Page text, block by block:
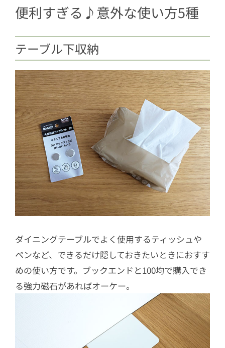
便利すぎる♪意外な使い方5種
テーブル下収納
ダイニングテーブルでよく使用するティッシュや
ペンなど、できるだけ隠しておきたいときにおすす
めの使い方です。ブックエンドと100均で購入でき
る強力磁石があればオーケー。